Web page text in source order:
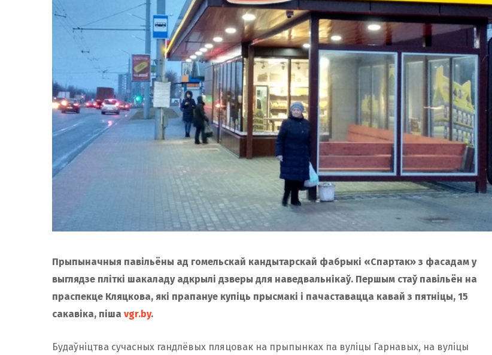
Прыпыначныя павільёны ад гомельскай кандытарскай фабрыкі «Спартак» з фасадам у
выглядзе пліткі шакаладу адкрылі дзверы для наведвальнікаў. Першым стаў павільён на
праспекце Кляцкова, які прапануе купіць прысмакі і пачаставацца кавай з пятніцы, 15
сакавіка, піша vgr.by.
Будаўніцтва сучасных гандлёвых пляцовак на прыпынках па вуліцы Гарнавых, на вуліцы